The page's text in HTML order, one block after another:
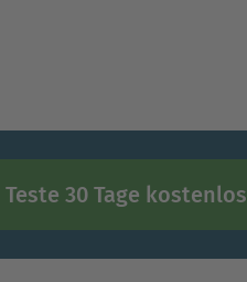
Teste 30 Tage kostenlos